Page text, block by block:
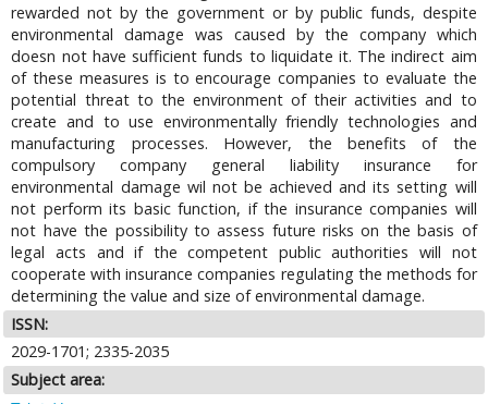
rewarded not by the government or by public funds, despite
environmental damage was caused by the company which
doesn not have sufficient funds to liquidate it. The indirect aim
of these measures is to encourage companies to evaluate the
potential threat to the environment of their activities and to
create and to use environmentally friendly technologies and
manufacturing processes. However, the benefits of the
compulsory company general liability insurance for
environmental damage wil not be achieved and its setting will
not perform its basic function, if the insurance companies will
not have the possibility to assess future risks on the basis of
legal acts and if the competent public authorities will not
cooperate with insurance companies regulating the methods for
determining the value and size of environmental damage.
ISSN:
2029-1701; 2335-2035
Subject area: